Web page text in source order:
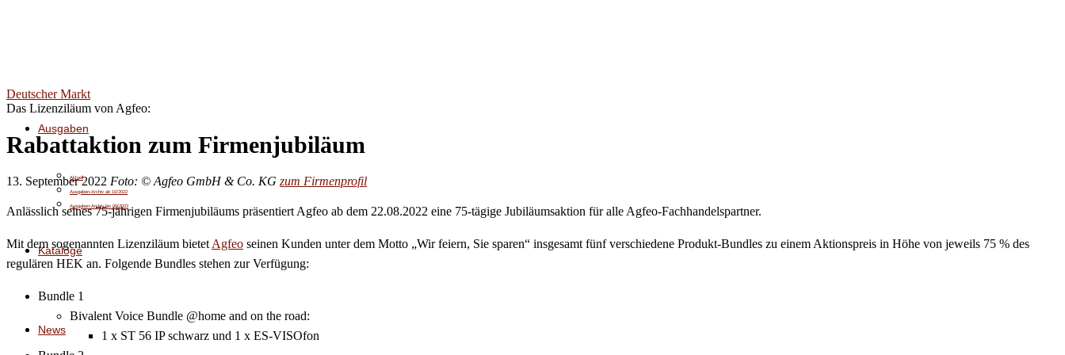
Ausgaben
Aktuell
Ausgaben-Archiv ab 10/2022
Ausgaben-Archiv bis 09/2022
Kataloge
News
Deutscher Markt
Das Lizenziläum von Agfeo:
Rabattaktion zum Firmenjubiläum
13. September 2022 Foto: © Agfeo GmbH & Co. KG zum Firmenprofil
Anlässlich seines 75-jährigen Firmenjubiläums präsentiert Agfeo ab dem 22.08.2022 eine 75-tägige Jubiläumsaktion für alle Agfeo-Fachhandelspartner.
Mit dem sogenannten Lizenziläum bietet Agfeo seinen Kunden unter dem Motto „Wir feiern, Sie sparen“ insgesamt fünf verschiedene Produkt-Bundles zu einem Aktionspreis in Höhe von jeweils 75 % des
regulären HEK an. Folgende Bundles stehen zur Verfügung:
Bundle 1
Bivalent Voice Bundle @home and on the road:
1 x ST 56 IP schwarz und 1 x ES-VISOfon